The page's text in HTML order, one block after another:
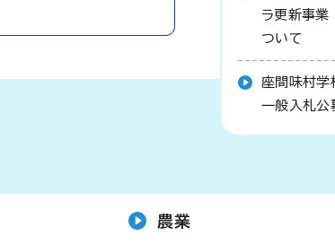
ラ更新事
ついて
座間味村
一般入札公
農業